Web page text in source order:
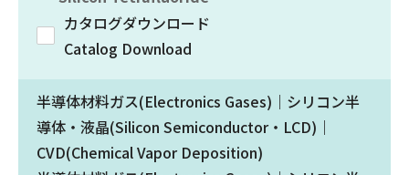
カタログダウンロード
Catalog Download
半導体材料ガス(Electronics Gases)｜シリコン半
導体・液晶(Silicon Semiconductor・LCD)｜
CVD(Chemical Vapor Deposition)